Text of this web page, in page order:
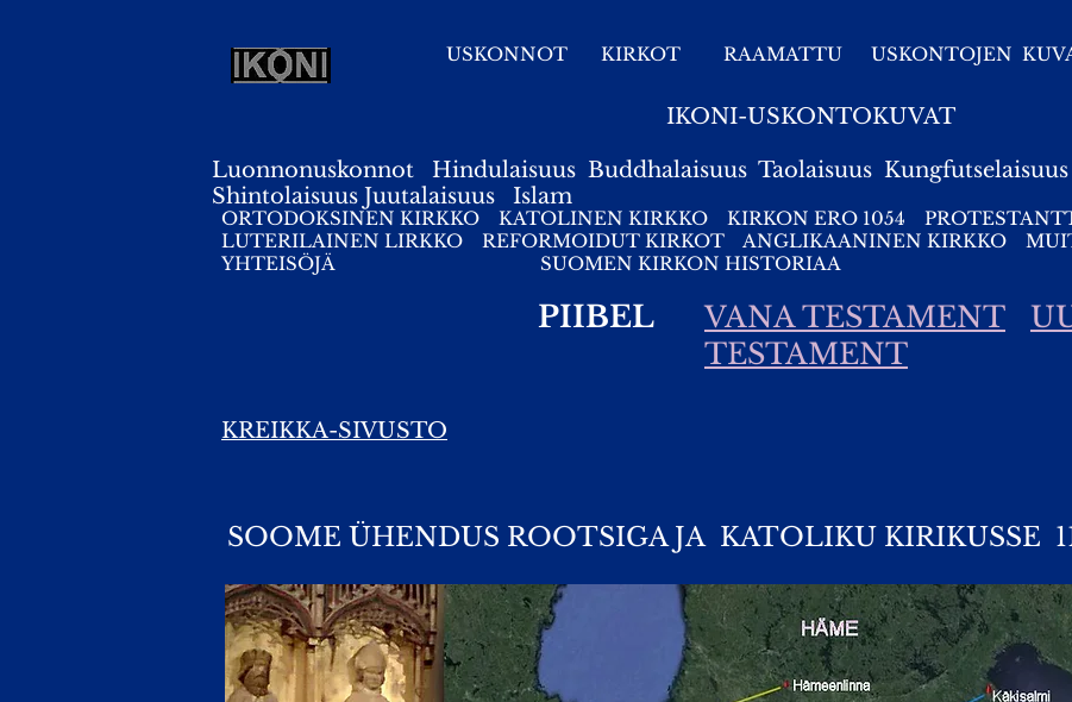
USKONNOT KIRKOT RAAMATTU USKONTOJEN
IKONI-USKONTOKUVAT
Luonnonuskonnot Hindulaisuus Buddhalaisuus Taolaisuus Kungfutselaisuus
Shintolaisuus Juutalaisuus Islam
ORTODOKSINEN KIRKKO KATOLINEN KIRKKO KIRKON ERO 1054
LUTERILAINEN LIRKKO
REFORMOIDUT KIRKOT ANGLIKAANINEN KIRKKO
YHTEISÖJÄ
SUOMEN KIRKON HISTORIAA
PIIBEL VANA TESTAMENT
TESTAMENT
KREIKKA-SIVUSTO
SOOME ÜHENDUS ROOTSIGA JA KATOLIKU KIRIKUSSE